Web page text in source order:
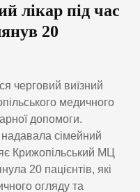
лікар під час
20
черговий виїзний
медичного
допомоги.
сімейний
Крижопільський МЦ
20 пацієнтів, які
огляду та